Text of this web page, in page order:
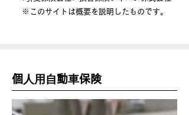
※このサイトは概要を説明したものです。
個⼈⽤⾃動⾞保険